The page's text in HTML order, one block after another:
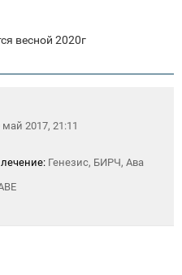
весной 2020г
май 2017, 21:11
Генезис, БИРЧ, Ава